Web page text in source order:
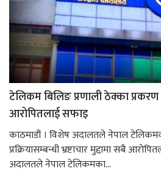
टेलिकम बिलिङ प्रणाली ठेक्का
आरोपितलाई सफाइ
काठमाडौं । विशेष अदालतले नेपाल
प्रक्रियासम्बन्धी भ्रष्टाचार मुद्दामा सबै
अदालतले नेपाल टेलिकमका...